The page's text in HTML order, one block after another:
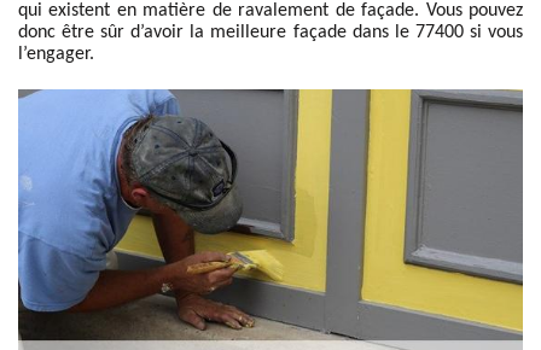
qui existent en matière de ravalement de façade. Vous pouvez
donc être sûr d’avoir la meilleure façade dans le 77400 si vous
l’engager.